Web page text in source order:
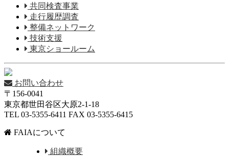
共同検査事業
走行履歴調査
整備ネットワーク
技術支援
東京ショールーム
お問い合わせ
〒156-0041
東京都世田谷区大原2-1-18
TEL 03-5355-6411 FAX 03-5355-6415
FAIAについて
組織概要